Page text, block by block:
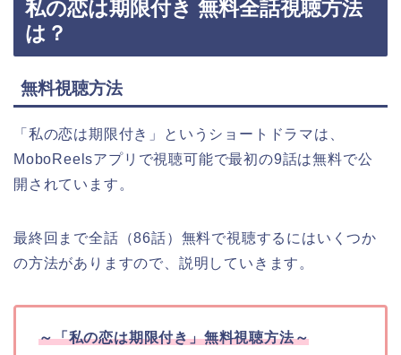
私の恋は期限付き 無料全話視聴方法
は？
無料視聴方法
「私の恋は期限付き」
というショートドラマは、
MoboReelsアプリで視聴可能で最初の9話は無料で公
開されています。
最終回まで全話（86話）無料で視聴するにはいくつか
の方法がありますので、説明していきます。
～「私の恋は期限付き」無料視聴方法～